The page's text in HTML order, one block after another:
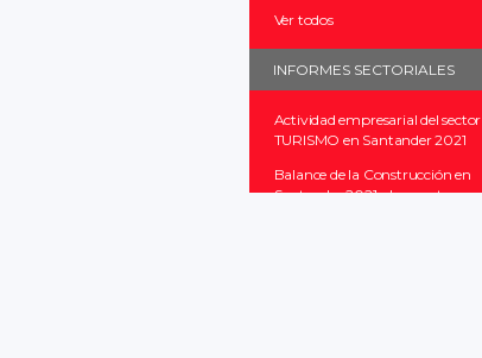
Ver todos
INFORMES SECTORIALES
Actividad empresarial del sector
TURISMO en Santander 2021
Balance de la Construcción en
Santander 2021 - I semestre